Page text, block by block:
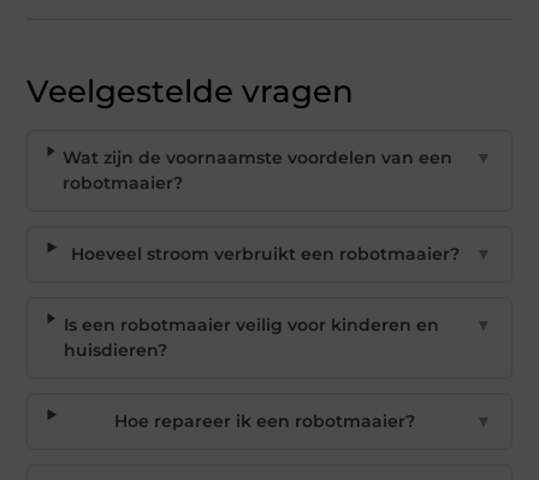
Veelgestelde vragen
Wat zijn de voornaamste voordelen van een
robotmaaier?
▼
Hoeveel stroom verbruikt een robotmaaier? ▼
Is een robotmaaier veilig voor kinderen en
huisdieren?
▼
Hoe repareer ik een robotmaaier? ▼